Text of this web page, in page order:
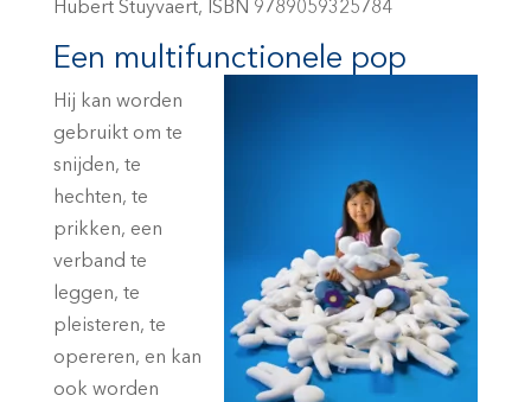
Hubert Stuyvaert, ISBN 9789059325784
Een multifunctionele pop
Hij kan worden
gebruikt om te
snijden, te
hechten, te
prikken, een
verband te
leggen, te
pleisteren, te
opereren, en kan
ook worden